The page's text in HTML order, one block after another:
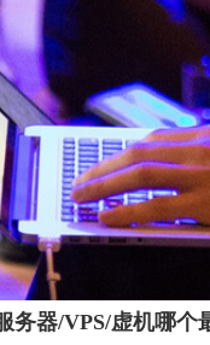
务器/VPS/虚机哪个